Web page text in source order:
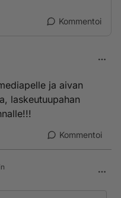
Kommentoi
ja aivan
laskeutuupahan
Kommentoi